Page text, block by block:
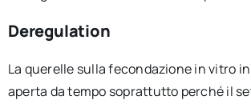
Deregulation
La querelle sulla fecondazione in vitro
aperta da tempo soprattutto perché il